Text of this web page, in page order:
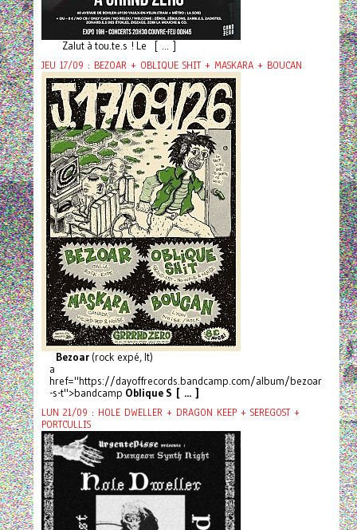
Zalut à tou.te.s ! Le [ ... ]
JEU 17/09 : BEZOAR + OBLIQUE SHIT + MASKARA + BOUCAN
Bezoar(rock expé, It)
a
href="https://dayoffrecords.bandcamp.com/album/bezoar
-s-t">bandcamp Oblique S [ ... ]
LUN 21/09 : HOLE DWELLER + DRAGON KEEP + SEREGOST +
PORTCULLIS